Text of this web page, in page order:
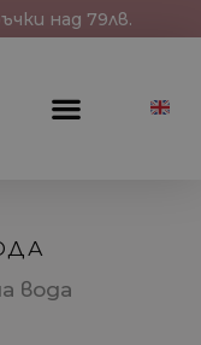
над 79лв.
вода